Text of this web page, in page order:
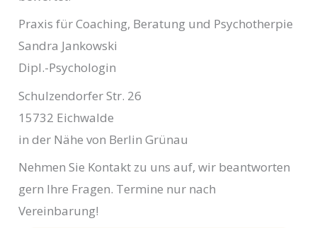
Praxis für Coaching, Beratung und Psychotherpie
Sandra Jankowski
Dipl.-Psychologin
Schulzendorfer Str. 26
15732 Eichwalde
in der Nähe von Berlin Grünau
Nehmen Sie Kontakt zu uns auf, wir beantworten
gern Ihre Fragen. Termine nur nach
Vereinbarung!